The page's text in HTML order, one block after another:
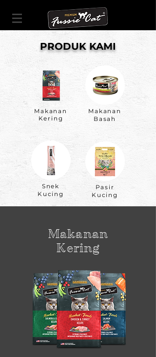
PRODUK KAMI
Makanan
Kering
Snek
Kucing
Makanan
Basah
Pasir
Kucing
Makanan
Kering